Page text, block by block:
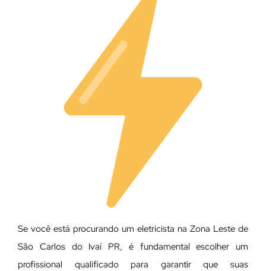
Se você está procurando um eletricista na Zona Leste de
São Carlos do Ivaí PR, é fundamental escolher um
profissional qualificado para garantir que suas